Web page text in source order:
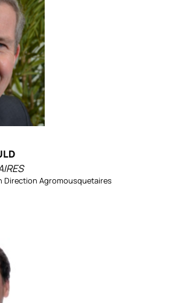
Direction Agromousquetaires